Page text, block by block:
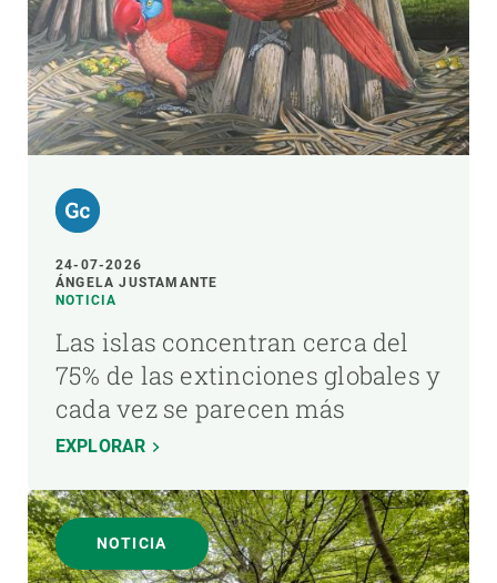
24-07-2026
ÁNGELA JUSTAMANTE
NOTICIA
Las islas concentran cerca del
75% de las extinciones globales y
cada vez se parecen más
EXPLORAR
NOTICIA